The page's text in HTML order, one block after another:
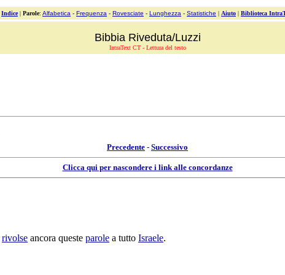
Indice| Parole: Alfabetica - Frequenza - Rovesciate - Lunghezza - Statistiche | Aiuto | Biblioteca
Bibbia Riveduta/Luzzi
IntraText CT - Lettura del testo
Precedente - Successivo
Clicca qui per nascondere i link alle concordanze
rivolse ancora queste parole a tutto Israele.